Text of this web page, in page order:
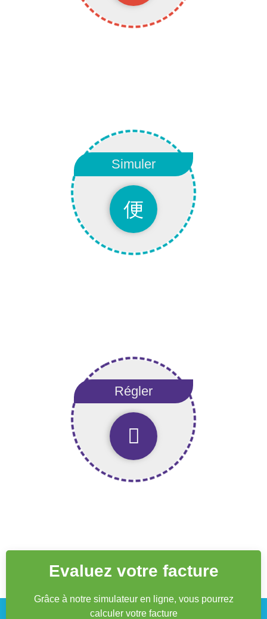
Simuler
Simuler ses factures
Simulez
Régler
Régler sa facture en ligne
Régler
Evaluez votre facture
Grâce à notre simulateur en ligne, vous pourrez
calculer votre facture